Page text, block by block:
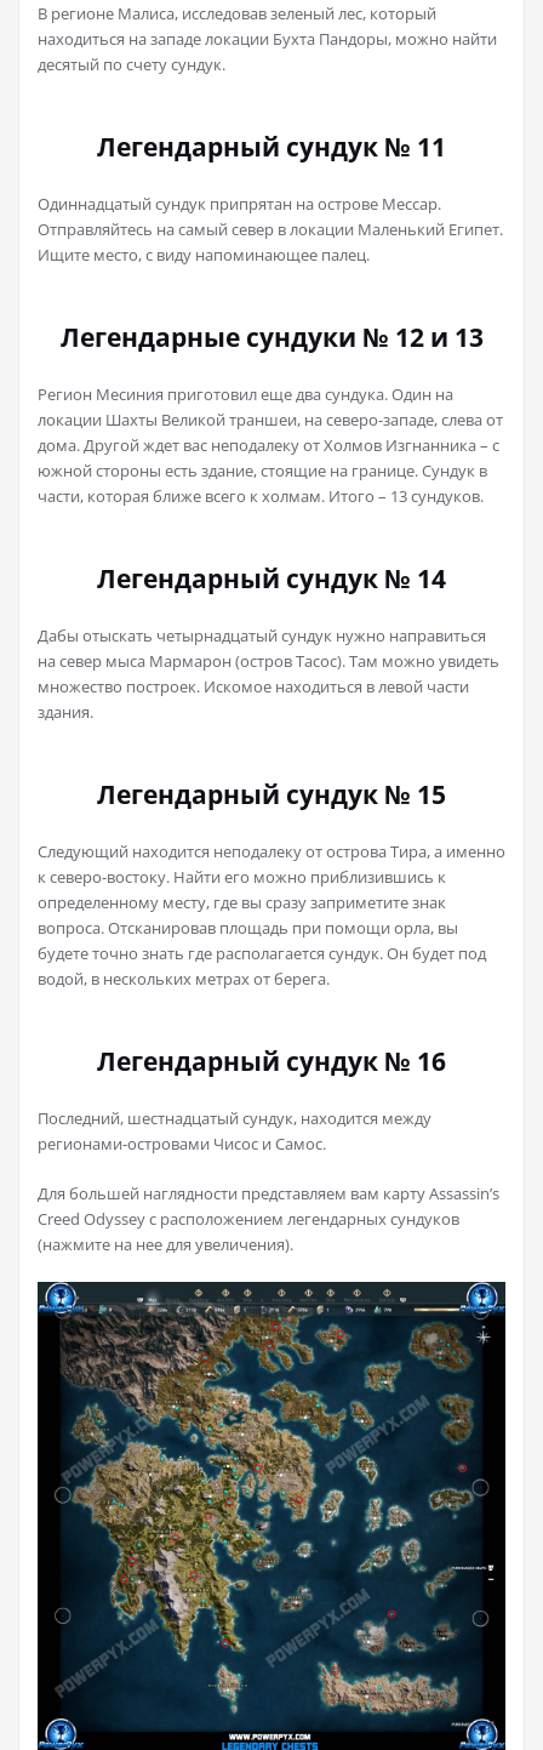
В регионе Малиса, исследовав зеленый лес, который
находиться на западе локации Бухта Пандоры, можно найти
десятый по счету сундук.
Легендарный сундук № 11
Одиннадцатый сундук припрятан на острове Мессар.
Отправляйтесь на самый север в локации Маленький Египет.
Ищите место, с виду напоминающее палец.
Легендарные сундуки № 12 и 13
Регион Месиния приготовил еще два сундука. Один на
локации Шахты Великой траншеи, на северо-западе, слева от
дома. Другой ждет вас неподалеку от Холмов Изгнанника – с
южной стороны есть здание, стоящие на границе. Сундук в
части, которая ближе всего к холмам. Итого – 13 сундуков.
Легендарный сундук № 14
Дабы отыскать четырнадцатый сундук нужно направиться
на север мыса Мармарон (остров Тасос). Там можно увидеть
множество построек. Искомое находиться в левой части
здания.
Легендарный сундук № 15
Следующий находится неподалеку от острова Тира, а именно
к северо-востоку. Найти его можно приблизившись к
определенному месту, где вы сразу заприметите знак
вопроса. Отсканировав площадь при помощи орла, вы
будете точно знать где располагается сундук. Он будет под
водой, в нескольких метрах от берега.
Легендарный сундук № 16
Последний, шестнадцатый сундук, находится между
регионами-островами Чисос и Самос.
Для большей наглядности представляем вам карту Assassin’s
Creed Odyssey с расположением легендарных сундуков
(нажмите на нее для увеличения).